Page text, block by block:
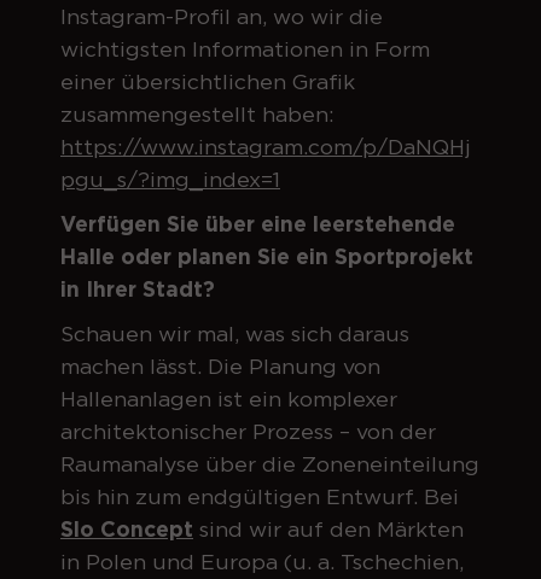
Instagram-Profil an, wo wir die
wichtigsten Informationen in Form
einer übersichtlichen Grafik
zusammengestellt haben:
https://www.instagram.com/p/DaNQHj
pgu_s/?img_index=1
Verfügen Sie über eine leerstehende
Halle oder planen Sie ein Sportprojekt
in Ihrer Stadt?
Schauen wir mal, was sich daraus
machen lässt. Die Planung von
Hallenanlagen ist ein komplexer
architektonischer Prozess – von der
Raumanalyse über die Zoneneinteilung
bis hin zum endgültigen Entwurf. Bei
Slo Concept sind wir auf den Märkten
in Polen und Europa (u. a. Tschechien,